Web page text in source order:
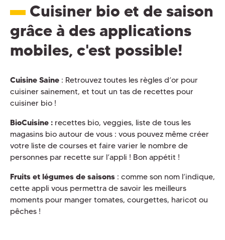
Cuisiner bio et de saison
grâce à des applications
mobiles, c'est possible!
Cuisine Saine: Retrouvez toutes les règles d’or pour
cuisiner sainement, et tout un tas de recettes pour
cuisiner bio !
BioCuisine : recettes bio, veggies, liste de tous les
magasins bio autour de vous : vous pouvez même créer
votre liste de courses et faire varier le nombre de
personnes par recette sur l’appli ! Bon appétit !
Fruits et légumes de saisons : comme son nom l’indique,
cette appli vous permettra de savoir les meilleurs
moments pour manger tomates, courgettes, haricot ou
pêches !